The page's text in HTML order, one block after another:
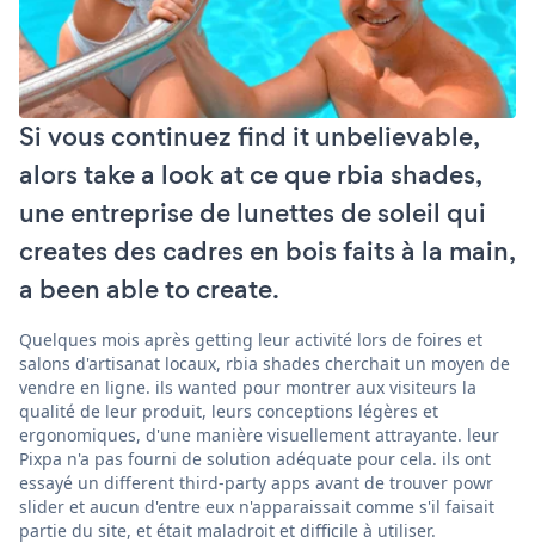
Si vous continuez find it unbelievable,
alors take a look at ce que rbia shades,
une entreprise de lunettes de soleil qui
creates des cadres en bois faits à la main,
a been able to create.
Quelques mois après getting leur activité lors de foires et
salons d'artisanat locaux, rbia shades cherchait un moyen de
vendre en ligne. ils wanted pour montrer aux visiteurs la
qualité de leur produit, leurs conceptions légères et
ergonomiques, d'une manière visuellement attrayante. leur
Pixpa n'a pas fourni de solution adéquate pour cela. ils ont
essayé un different third-party apps avant de trouver powr
slider et aucun d'entre eux n'apparaissait comme s'il faisait
partie du site, et était maladroit et difficile à utiliser.